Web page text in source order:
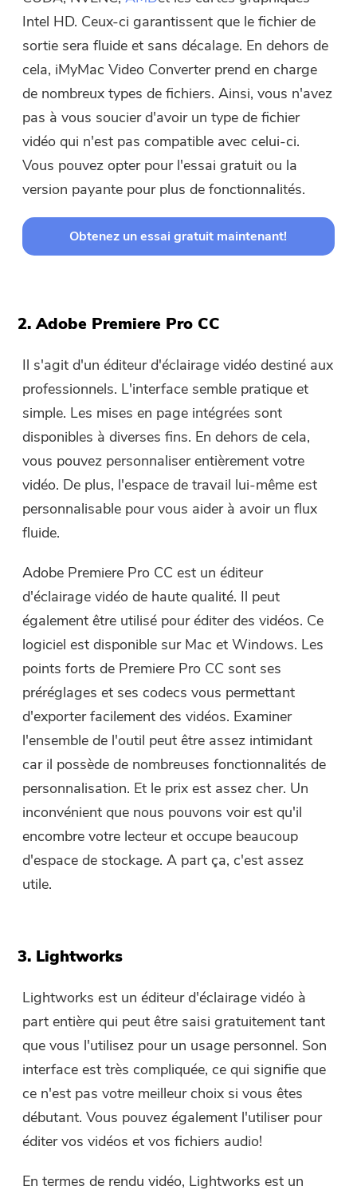
Intel HD. Ceux-ci garantissent que le fichier de
sortie sera fluide et sans décalage. En dehors de
cela, iMyMac Video Converter prend en charge
de nombreux types de fichiers. Ainsi, vous n'avez
pas à vous soucier d'avoir un type de fichier
vidéo qui n'est pas compatible avec celui-ci.
Vous pouvez opter pour l'essai gratuit ou la
version payante pour plus de fonctionnalités.
Obtenez un essai gratuit maintenant!
2. Adobe Premiere Pro CC
Il s'agit d'un éditeur d'éclairage vidéo destiné aux
professionnels. L'interface semble pratique et
simple. Les mises en page intégrées sont
disponibles à diverses fins. En dehors de cela,
vous pouvez personnaliser entièrement votre
vidéo. De plus, l'espace de travail lui-même est
personnalisable pour vous aider à avoir un flux
fluide.
Adobe Premiere Pro CC est un éditeur
d'éclairage vidéo de haute qualité. Il peut
également être utilisé pour éditer des vidéos. Ce
logiciel est disponible sur Mac et Windows. Les
points forts de Premiere Pro CC sont ses
préréglages et ses codecs vous permettant
d'exporter facilement des vidéos. Examiner
l'ensemble de l'outil peut être assez intimidant
car il possède de nombreuses fonctionnalités de
personnalisation. Et le prix est assez cher. Un
inconvénient que nous pouvons voir est qu'il
encombre votre lecteur et occupe beaucoup
d'espace de stockage. A part ça, c'est assez
utile.
3. Lightworks
Lightworks est un éditeur d'éclairage vidéo à
part entière qui peut être saisi gratuitement tant
que vous l'utilisez pour un usage personnel. Son
interface est très compliquée, ce qui signifie que
ce n'est pas votre meilleur choix si vous êtes
débutant. Vous pouvez également l'utiliser pour
éditer vos vidéos et vos fichiers audio!
En termes de rendu vidéo, Lightworks est un